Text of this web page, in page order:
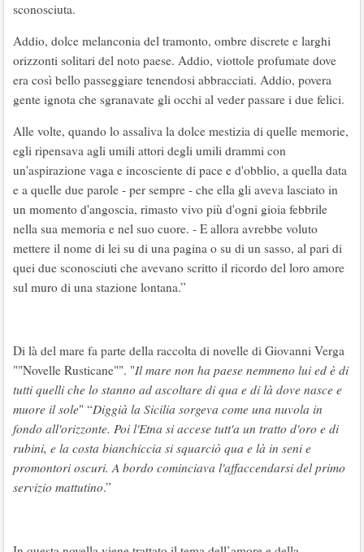
sconosciuta.
Addio, dolce melanconia del tramonto, ombre discrete e larghi
orizzonti solitari del noto paese. Addio, viottole profumate dove
era così bello passeggiare tenendosi abbracciati. Addio, povera
gente ignota che sgranavate gli occhi al veder passare i due felici.
Alle volte, quando lo assaliva la dolce mestizia di quelle memorie,
egli ripensava agli umili attori degli umili drammi con
un'aspirazione vaga e incosciente di pace e d'obblio, a quella data
e a quelle due parole - per sempre - che ella gli aveva lasciato in
un momento d'angoscia, rimasto vivo più d'ogni gioia febbrile
nella sua memoria e nel suo cuore. - E allora avrebbe voluto
mettere il nome di lei su di una pagina o su di un sasso, al pari di
quei due sconosciuti che avevano scritto il ricordo del loro amore
sul muro di una stazione lontana.”
Di là del mare fa parte della raccolta di novelle di Giovanni Verga
""Novelle Rusticane"". "Il mare non ha paese nemmeno lui ed è di
tutti quelli che lo stanno ad ascoltare di qua e di là dove nasce e
muore il sole" “Diggià la Sicilia sorgeva come una nuvola in
fondo all'orizzonte. Poi l'Etna si accese tutt'a un tratto d'oro e di
rubini, e la costa bianchiccia si squarciò qua e là in seni e
promontori oscuri. A bordo cominciava l'affaccendarsi del primo
servizio mattutino.”